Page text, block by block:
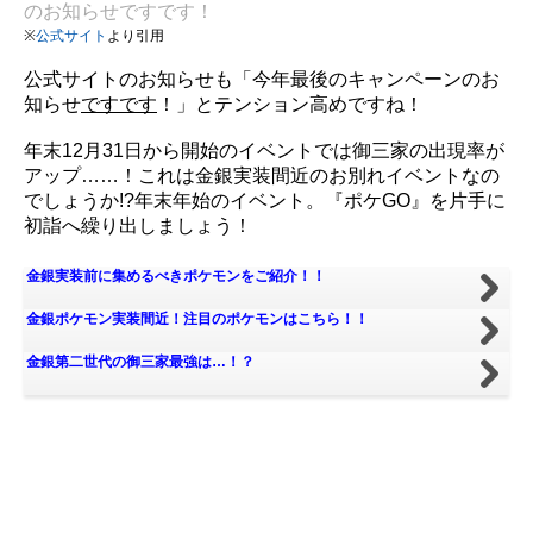
のお知らせですです！
※公式サイト より引用
公式サイトのお知らせも「今年最後のキャンペーンのお
知らせですです ！」とテンション高めですね！
年末12月31日から開始のイベントでは御三家の出現率が
アップ……！これは金銀実装間近のお別れイベントなの
でしょうか!?年末年始のイベント。『ポケGO』を片手に
初詣へ繰り出しましょう！
金銀実装前に集めるべきポケモンをご紹介！！
金銀ポケモン実装間近！注目のポケモンはこちら！！
金銀第二世代の御三家最強は…！？